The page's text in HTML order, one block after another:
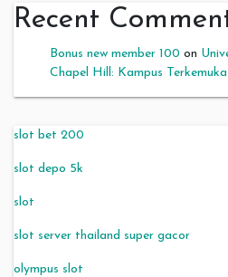
Recent
Bonus new member 100 on
Chapel Hill: Kampus
slot bet 200
slot depo 5k
slot
slot server thailand super gacor
olympus slot